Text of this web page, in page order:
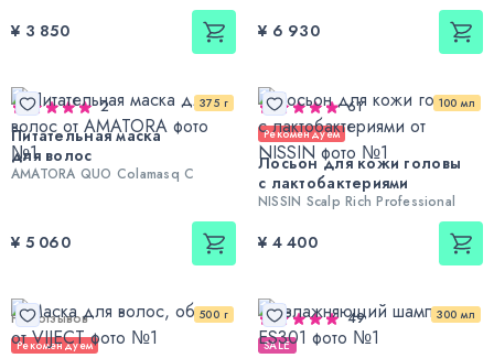
¥ 3 850 ¥ 6 930
375 г
2
Питательная маска
для волос
AMATORA QUO Colamasq C
¥ 5 060
100 мл
61
Рекомендуем
Лосьон для кожи головы
с лактобактериями
NISSIN Scalp Rich Professional
¥ 4 400
500 г
Нет отзывов
Рекомендуем
300 мл
49
SALE